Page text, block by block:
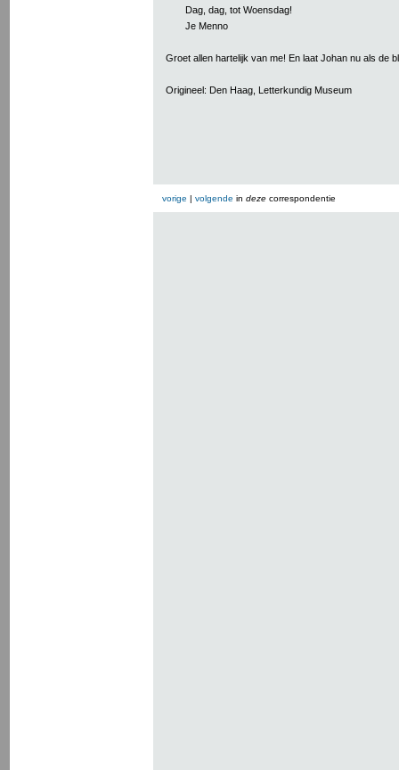
Dag, dag, tot Woensdag!
Je Menno
Groet allen hartelijk van me! En laat Johan nu als de
Origineel: Den Haag, Letterkundig Museum
vorige | volgende in deze correspondentie